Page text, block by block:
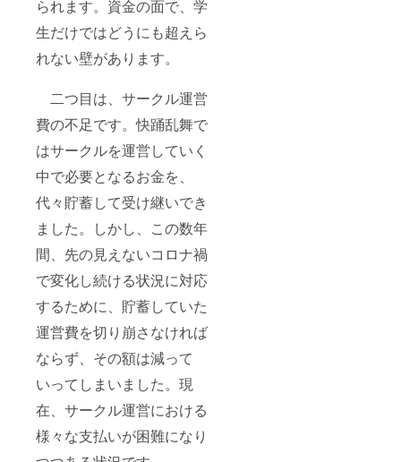
られます。資金の面で、学
生だけではどうにも超えら
れない壁があります。
二つ目は、サークル運営
費の不足です。快踊乱舞で
はサークルを運営していく
中で必要となるお金を、
代々貯蓄して受け継いでき
ました。しかし、この数年
間、先の見えないコロナ禍
で変化し続ける状況に対応
するために、貯蓄していた
運営費を切り崩さなければ
ならず、その額は減って
いってしまいました。現
在、サークル運営における
様々な支払いが困難になり